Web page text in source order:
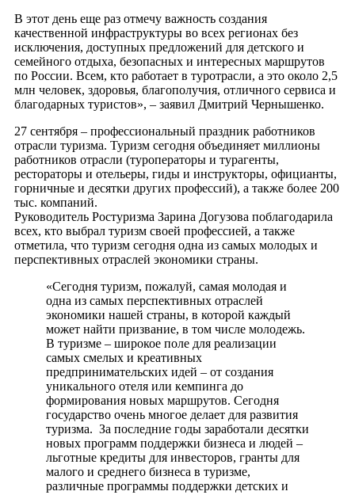
В этот день еще раз отмечу важность создания
качественной инфраструктуры во всех регионах без
исключения, доступных предложений для детского и
семейного отдыха, безопасных и интересных маршрутов
по России. Всем, кто работает в туротрасли, а это около 2,5
млн человек, здоровья, благополучия, отличного сервиса и
благодарных туристов», – заявил Дмитрий Чернышенко.
27 сентября – профессиональный праздник работников
отрасли туризма. Туризм сегодня объединяет миллионы
работников отрасли (туроператоры и турагенты,
рестораторы и отельеры, гиды и инструкторы, официанты,
горничные и десятки других профессий), а также более 200
тыс. компаний.
Руководитель Ростуризма Зарина Догузова поблагодарила
всех, кто выбрал туризм своей профессией, а также
отметила, что туризм сегодня одна из самых молодых и
перспективных отраслей экономики страны.
«Сегодня туризм, пожалуй, самая молодая и
одна из самых перспективных отраслей
экономики нашей страны, в которой каждый
может найти призвание, в том числе молодежь.
В туризме – широкое поле для реализации
самых смелых и креативных
предпринимательских идей – от создания
уникального отеля или кемпинга до
формирования новых маршрутов. Сегодня
государство очень многое делает для развития
туризма. За последние годы заработали десятки
новых программ поддержки бизнеса и людей –
льготные кредиты для инвесторов, гранты для
малого и среднего бизнеса в туризме,
различные программы поддержки детских и